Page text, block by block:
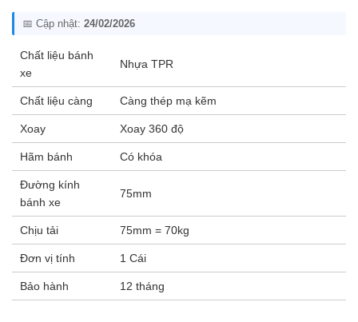
📅 Cập nhật: 24/02/2026
Chất liệu bánh
xe
Nhựa TPR
Chất liệu càng Càng thép mạ kẽm
Xoay Xoay 360 độ
Hãm bánh Có khóa
Đường kính
bánh xe
75mm
Chịu tải 75mm = 70kg
Đơn vị tính 1 Cái
Bảo hành 12 tháng